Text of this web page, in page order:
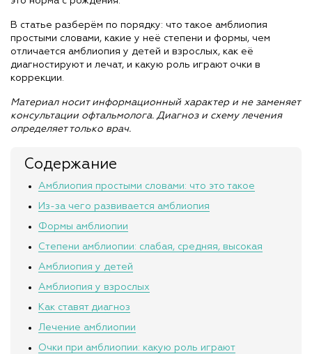
В статье разберём по порядку: что такое амблиопия
простыми словами, какие у неё степени и формы, чем
отличается амблиопия у детей и взрослых, как её
диагностируют и лечат, и какую роль играют очки в
коррекции.
Материал носит информационный характер и не заменяет
консультации офтальмолога. Диагноз и схему лечения
определяет только врач.
Содержание
Амблиопия простыми словами: что это такое
Из-за чего развивается амблиопия
Формы амблиопии
Степени амблиопии: слабая, средняя, высокая
Амблиопия у детей
Амблиопия у взрослых
Как ставят диагноз
Лечение амблиопии
Очки при амблиопии: какую роль играют